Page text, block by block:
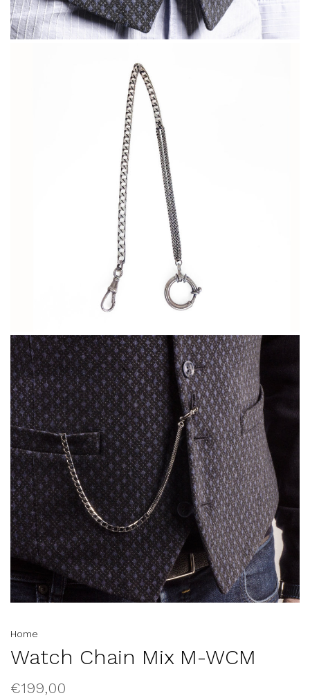
Home
Watch Chain Mix M-WCM
€199,00